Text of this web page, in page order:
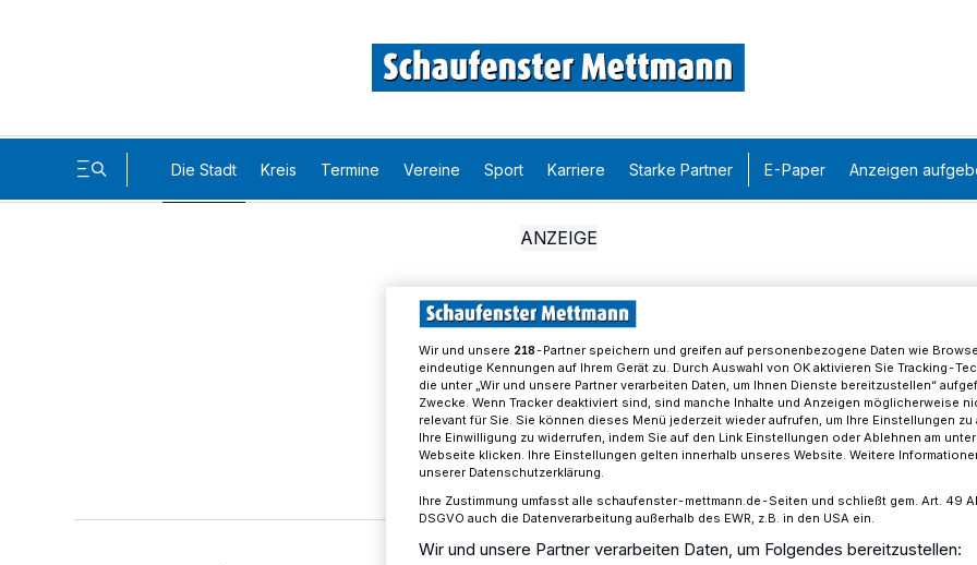
Die Stadt Kreis Termine Vereine Sport Karriere Starke Partner E-Paper Anzeigen
Wir und unsere 218-Partner speichern und greifen auf personenbezogene Daten wie
eindeutige Kennungen auf Ihrem Gerät zu. Durch Auswahl von OK aktivieren Sie Tracking-
die unter „Wir und unsere Partner verarbeiten Daten, um Ihnen Dienste bereitzustellen“
Zwecke. Wenn Tracker deaktiviert sind, sind manche Inhalte und Anzeigen möglicherweise
relevant für Sie. Sie können dieses Menü jederzeit wieder aufrufen, um Ihre Einstellungen zu
Ihre Einwilligung zu widerrufen, indem Sie auf den Link Einstellungen oder Ablehnen am
Webseite klicken. Ihre Einstellungen gelten innerhalb unseres Website. Weitere
unserer Datenschutzerklärung.
Ihre Zustimmung umfasst alle schaufenster-mettmann.de-Seiten und schließt gem. Art. 49
DSGVO auch die Datenverarbeitung außerhalb des EWR, z.B. in den USA ein.
Wir und unsere Partner verarbeiten Daten, um Folgendes bereitzustellen: